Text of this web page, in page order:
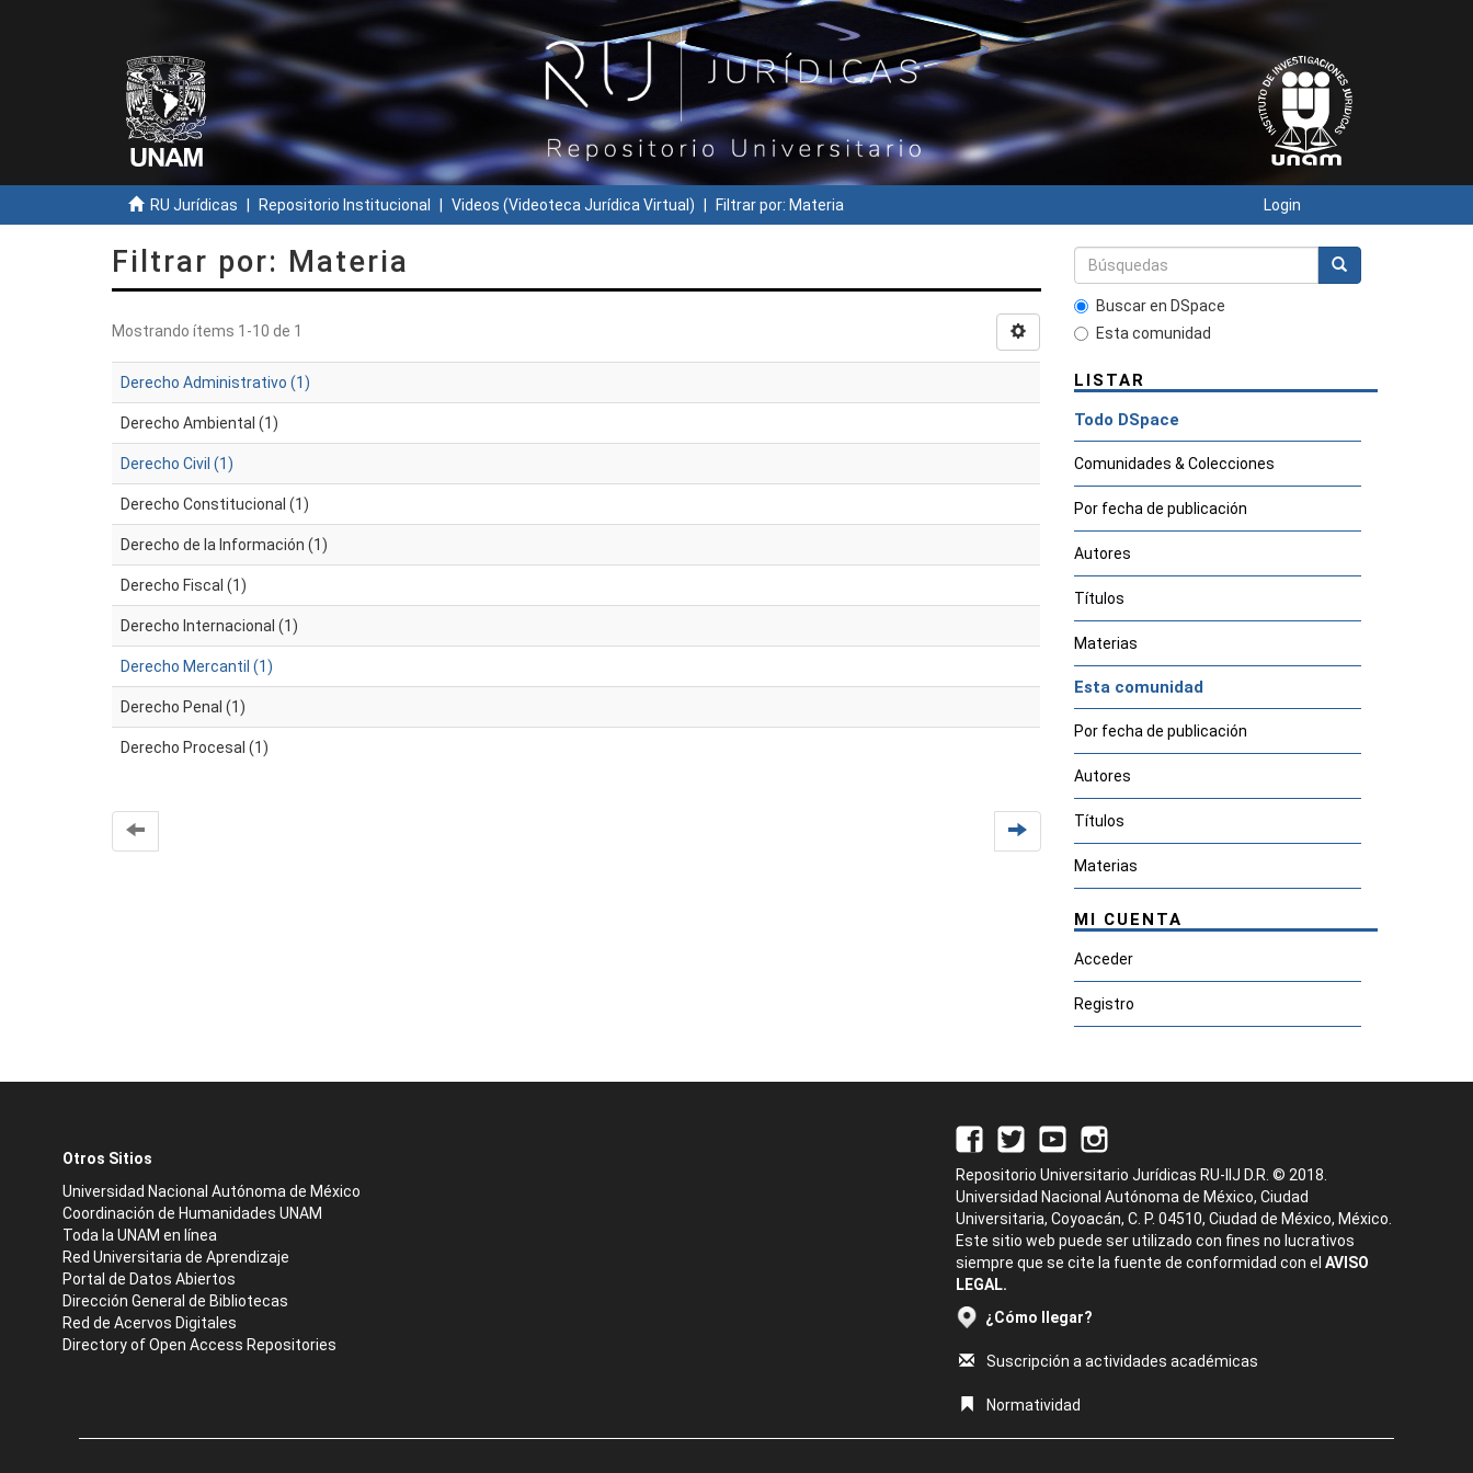
RU Jurídicas Repositorio Institucional Videos (Videoteca Jurídica Virtual) Filtrar por: Materia Login
Filtrar por: Materia
Mostrando ítems 1-10 de 1
Derecho Administrativo (1)
Derecho Ambiental (1)
Derecho Civil (1)
Derecho Constitucional (1)
Derecho de la Información (1)
Derecho Fiscal (1)
Derecho Internacional (1)
Derecho Mercantil (1)
Derecho Penal (1)
Derecho Procesal (1)
Buscar en DSpace
Esta comunidad
LISTAR
Todo DSpace
Comunidades & Colecciones
Por fecha de publicación
Autores
Títulos
Materias
Esta comunidad
Por fecha de publicación
Autores
Títulos
Materias
MI CUENTA
Acceder
Registro
Otros Sitios
Universidad Nacional Autónoma de México
Coordinación de Humanidades UNAM
Toda la UNAM en línea
Red Universitaria de Aprendizaje
Portal de Datos Abiertos
Dirección General de Bibliotecas
Red de Acervos Digitales
Directory of Open Access Repositories
Repositorio Universitario Jurídicas RU-IIJ D.R. © 2018.
Universidad Nacional Autónoma de México, Ciudad
Universitaria, Coyoacán, C. P. 04510, Ciudad de México, México.
Este sitio web puede ser utilizado con fines no lucrativos
siempre que se cite la fuente de conformidad con el AVISO
LEGAL.
¿Cómo llegar?
Suscripción a actividades académicas
Normatividad